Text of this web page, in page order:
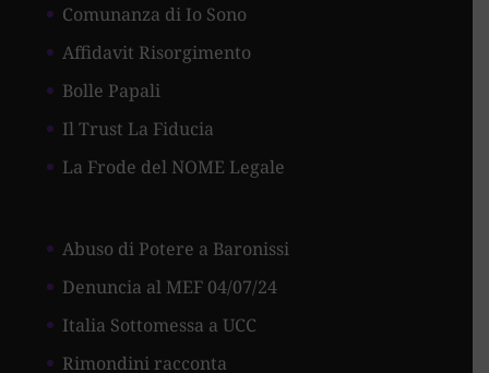
Comunanza di Io Sono
Affidavit Risorgimento
Bolle Papali
Il Trust La Fiducia
La Frode del NOME Legale
Abuso di Potere a Baronissi
Denuncia al MEF 04/07/24
Italia Sottomessa a UCC
Rimondini racconta